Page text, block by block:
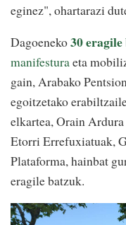
eginez", ohartarazi
Dagoeneko30
manifesturaeta
gain, Arabako
egoitzetako
elkartea, Orain
Etorri Errefuxiatuak,
Plataforma, hainbat
eragile batzuk.